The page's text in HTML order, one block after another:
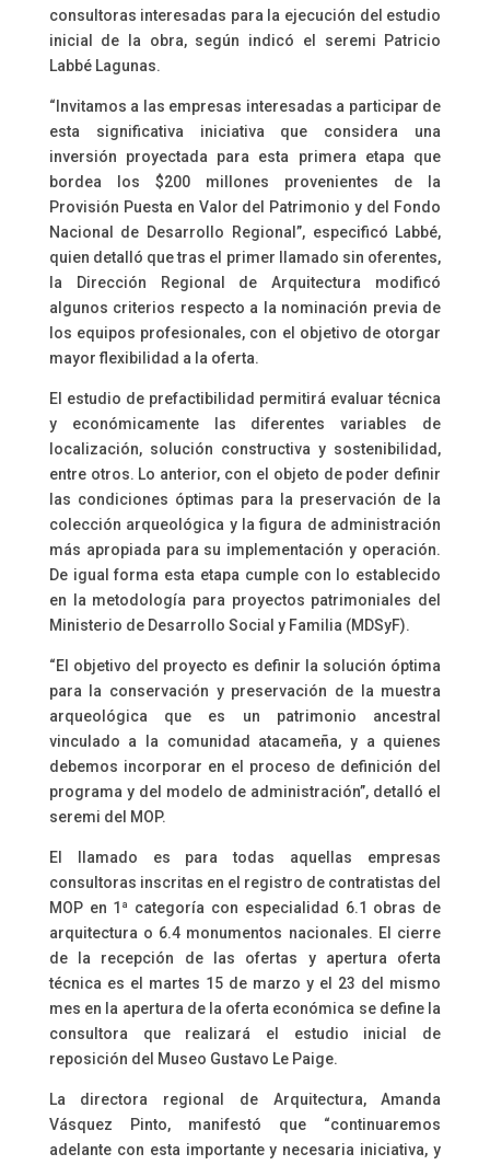
consultoras interesadas para la ejecución del estudio
inicial de la obra, según indicó el seremi Patricio
Labbé Lagunas.
“Invitamos a las empresas interesadas a participar de
esta significativa iniciativa que considera una
inversión proyectada para esta primera etapa que
bordea los $200 millones provenientes de la
Provisión Puesta en Valor del Patrimonio y del Fondo
Nacional de Desarrollo Regional”, especificó Labbé,
quien detalló que tras el primer llamado sin oferentes,
la Dirección Regional de Arquitectura modificó
algunos criterios respecto a la nominación previa de
los equipos profesionales, con el objetivo de otorgar
mayor flexibilidad a la oferta.
El estudio de prefactibilidad permitirá evaluar técnica
y económicamente las diferentes variables de
localización, solución constructiva y sostenibilidad,
entre otros. Lo anterior, con el objeto de poder definir
las condiciones óptimas para la preservación de la
colección arqueológica y la figura de administración
más apropiada para su implementación y operación.
De igual forma esta etapa cumple con lo establecido
en la metodología para proyectos patrimoniales del
Ministerio de Desarrollo Social y Familia (MDSyF).
“El objetivo del proyecto es definir la solución óptima
para la conservación y preservación de la muestra
arqueológica que es un patrimonio ancestral
vinculado a la comunidad atacameña, y a quienes
debemos incorporar en el proceso de definición del
programa y del modelo de administración”, detalló el
seremi del MOP.
El llamado es para todas aquellas empresas
consultoras inscritas en el registro de contratistas del
MOP en 1ª categoría con especialidad 6.1 obras de
arquitectura o 6.4 monumentos nacionales. El cierre
de la recepción de las ofertas y apertura oferta
técnica es el martes 15 de marzo y el 23 del mismo
mes en la apertura de la oferta económica se define la
consultora que realizará el estudio inicial de
reposición del Museo Gustavo Le Paige.
La directora regional de Arquitectura, Amanda
Vásquez Pinto, manifestó que “continuaremos
adelante con esta importante y necesaria iniciativa, y